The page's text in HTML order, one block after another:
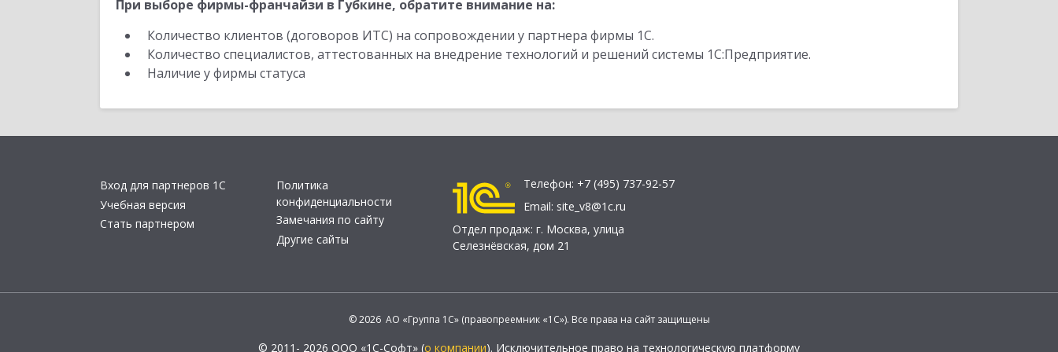
При выборе фирмы-франчайзи в Губкине, обратите внимание на:
Количество клиентов (договоров ИТС) на сопровождении у партнера фирмы 1С.
Количество специалистов, аттестованных на внедрение технологий и решений системы 1С:Предприятие.
Наличие у фирмы статуса
Вход для партнеров 1С
Учебная версия
Стать партнером
Политика
конфиденциальности
Замечания по сайту
Другие сайты
Телефон: +7 (495) 737-92-57
Email: site_v8@1c.ru
Отдел продаж: г. Москва, улица
Селезнёвская, дом 21
© 2026 АО «Группа 1С» (правопреемник «1С»). Все права на сайт защищены
© 2011- 2026 ООО «1С-Софт» (о компании). Исключительное право на технологическую платформу